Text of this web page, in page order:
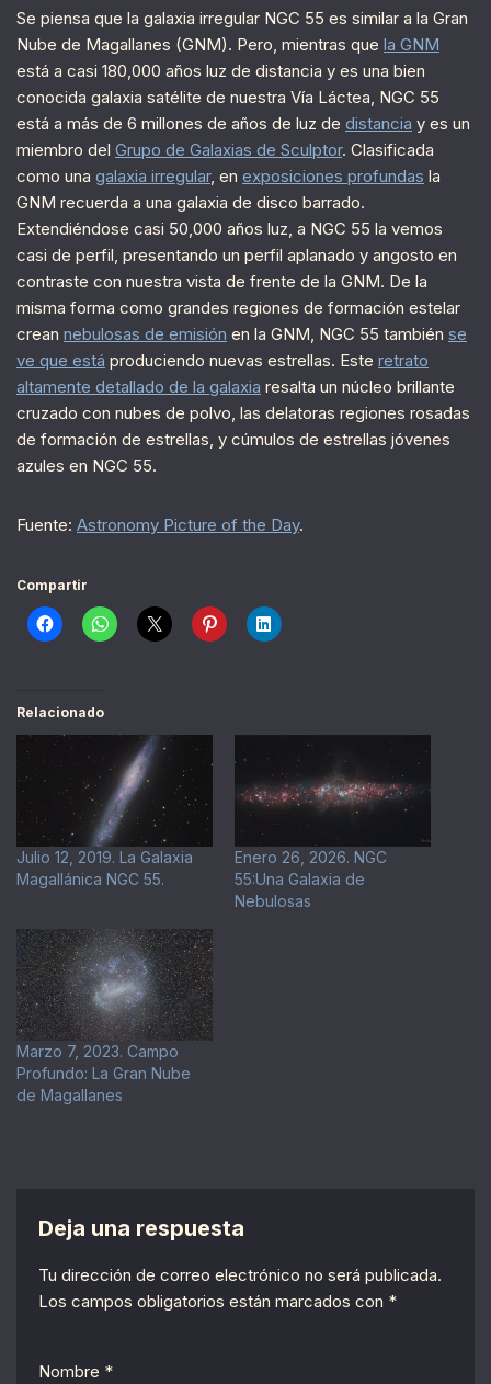
Se piensa que la galaxia irregular NGC 55 es similar a la Gran
Nube de Magallanes (GNM). Pero, mientras que la GNM
está a casi 180,000 años luz de distancia y es una bien
conocida galaxia satélite de nuestra Vía Láctea, NGC 55
está a más de 6 millones de años de luz de distancia y es un
miembro del Grupo de Galaxias de Sculptor. Clasificada
como una galaxia irregular, en exposiciones profundas la
GNM recuerda a una galaxia de disco barrado.
Extendiéndose casi 50,000 años luz, a NGC 55 la vemos
casi de perfil, presentando un perfil aplanado y angosto en
contraste con nuestra vista de frente de la GNM. De la
misma forma como grandes regiones de formación estelar
crean nebulosas de emisión en la GNM, NGC 55 también se
ve que está produciendo nuevas estrellas. Este retrato
altamente detallado de la galaxia resalta un núcleo brillante
cruzado con nubes de polvo, las delatoras regiones rosadas
de formación de estrellas, y cúmulos de estrellas jóvenes
azules en NGC 55.
Fuente: Astronomy Picture of the Day.
Compartir
Relacionado
Julio 12, 2019. La Galaxia
Magallánica NGC 55.
Enero 26, 2026. NGC
55:Una Galaxia de
Nebulosas
Marzo 7, 2023. Campo
Profundo: La Gran Nube
de Magallanes
Deja una respuesta
Tu dirección de correo electrónico no será publicada.
Los campos obligatorios están marcados con *
Nombre *